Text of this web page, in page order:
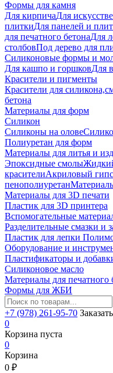
Формы для камня
Для кирпичаДля
плиткиДля панелей и
для печатного бетонаДля
столбовПод дерево для
Силиконовые формы и
Для кашпо и горшковДля
Красители и пигменты
Красители для
бетона
Материалы для форм
Силикон
Силиконы на олове
Полиуретан для форм
Материалы для литья и
Эпоксидные смолы
красителиАкриловый гипс
пенополиуретан
Материалы для 3D печати
Пластик для 3D принтера
Вспомогательные
Разделительные смазки и
Пластик для лепки
Оборудование и
Пластификаторы и
Силиконовое масло
Материалы для печатного
Формы для ЖБИ
+7 (978) 261-95-70
0
Корзина пуста
0
Корзина
0 ₽